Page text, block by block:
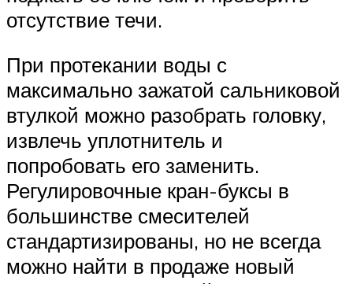
отсутствие течи.
При протекании воды с
максимально зажатой сальниковой
втулкой можно разобрать головку,
извлечь уплотнитель и
попробовать его заменить.
Регулировочные кран-буксы в
большинстве смесителей
стандартизированы, но не всегда
можно найти в продаже новый